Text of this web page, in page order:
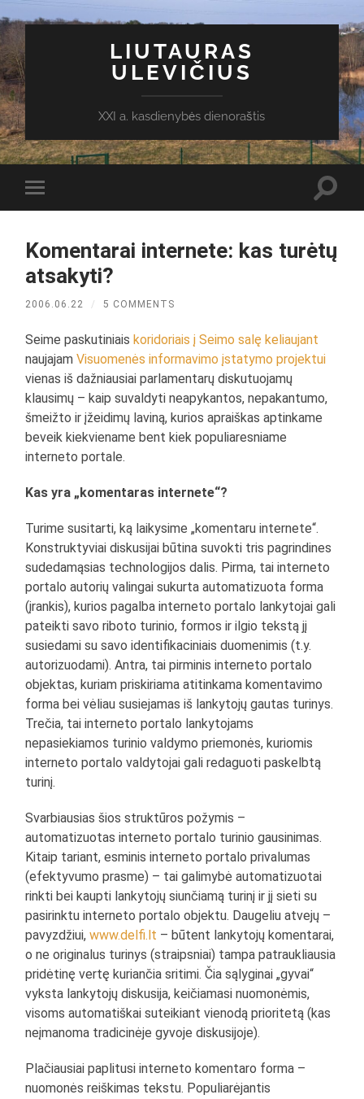
LIUTAURAS
ULEVIČIUS
XXI a. kasdienybės dienoraštis
Toggle
mobile
Komentarai internete: kas turėtų
atsakyti?
2006.06.22 / 5 COMMENTS
Seime paskutiniaiskoridoriais į Seimo salę keliaujant
naujajamVisuomenės informavimo įstatymo projektui
vienas iš dažniausiai parlamentarų diskutuojamų
klausimų – kaip suvaldyti neapykantos, nepakantumo,
šmeižto ir įžeidimų laviną, kurios apraiškas aptinkame
beveik kiekviename bent kiek populiaresniame
interneto portale.
Kas yra „komentaras internete“?
Turime susitarti, ką laikysime „komentaru internete“.
Konstruktyviai diskusijai būtina suvokti tris pagrindines
sudedamąsias technologijos dalis. Pirma, tai interneto
portalo autorių valingai sukurta automatizuota forma
(įrankis), kurios pagalba interneto portalo lankytojai gali
pateikti savo riboto turinio, formos ir ilgio tekstą jį
susiedami su savo identifikaciniais duomenimis (t.y.
autorizuodami). Antra, tai pirminis interneto portalo
objektas, kuriam priskiriama atitinkama komentavimo
forma bei vėliau susiejamas iš lankytojų gautas turinys.
Trečia, tai interneto portalo lankytojams
nepasiekiamos turinio valdymo priemonės, kuriomis
interneto portalo valdytojai gali redaguoti paskelbtą
turinį.
Svarbiausias šios struktūros požymis –
automatizuotas interneto portalo turinio gausinimas.
Kitaip tariant, esminis interneto portalo privalumas
(efektyvumo prasme) – tai galimybė automatizuotai
rinkti bei kaupti lankytojų siunčiamą turinį ir jį sieti su
pasirinktu interneto portalo objektu. Daugeliu atvejų –
pavyzdžiui,www.delfi.lt – būtent lankytojų komentarai,
o ne originalus turinys (straipsniai) tampa patraukliausia
pridėtinę vertę kuriančia sritimi. Čia sąlyginai „gyvai“
vyksta lankytojų diskusija, keičiamasi nuomonėmis,
visoms automatiškai suteikiant vienodą prioritetą (kas
neįmanoma tradicinėje gyvoje diskusijoje).
Plačiausiai paplitusi interneto komentaro forma –
nuomonės reiškimas tekstu. Populiarėjantis